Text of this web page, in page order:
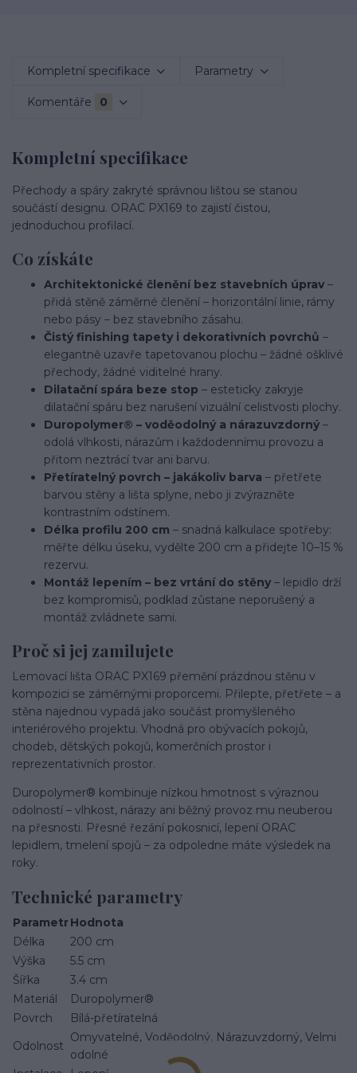
Kompletní specifikace Parametry
Komentáře 0
Kompletní specifikace
Přechody a spáry zakryté správnou lištou se stanou
součástí designu. ORAC PX169 to zajistí čistou,
jednoduchou profilací.
Co získáte
Architektonické členění bez stavebních úprav –
přidá stěně záměrné členění – horizontální linie, rámy
nebo pásy – bez stavebního zásahu.
Čistý finishing tapety i dekorativních povrchů –
elegantně uzavře tapetovanou plochu – žádné ošklivé
přechody, žádné viditelné hrany.
Dilatační spára beze stop – esteticky zakryje
dilatační spáru bez narušení vizuální celistvosti plochy.
Duropolymer® – voděodolný a nárazuvzdorný –
odolá vlhkosti, nárazům i každodennímu provozu a
přitom neztrácí tvar ani barvu.
Přetíratelný povrch – jakákoliv barva – přetřete
barvou stěny a lišta splyne, nebo ji zvýrazněte
kontrastním odstínem.
Délka profilu 200 cm – snadná kalkulace spotřeby:
měřte délku úseku, vydělte 200 cm a přidejte 10–15 %
rezervu.
Montáž lepením – bez vrtání do stěny – lepidlo drží
bez kompromisů, podklad zůstane neporušený a
montáž zvládnete sami.
Proč si jej zamilujete
Lemovací lišta ORAC PX169 přemění prázdnou stěnu v
kompozici se záměrnými proporcemi. Přilepte, přetřete – a
stěna najednou vypadá jako součást promyšleného
interiérového projektu. Vhodná pro obývacích pokojů,
chodeb, dětských pokojů, komerčních prostor i
reprezentativních prostor.
Duropolymer® kombinuje nízkou hmotnost s výraznou
odolností – vlhkost, nárazy ani běžný provoz mu neuberou
na přesnosti. Přesné řezání pokosnicí, lepení ORAC
lepidlem, tmelení spojů – za odpoledne máte výsledek na
roky.
Technické parametry
ParametrHodnota
Délka
200 cm
Výška
5.5 cm
Šířka
3.4 cm
Materiál
Duropolymer®
Povrch
Bílá-přetíratelná
Odolnost
Omyvatelné, Voděodolný, Nárazuvzdorný, Velmi
odolné